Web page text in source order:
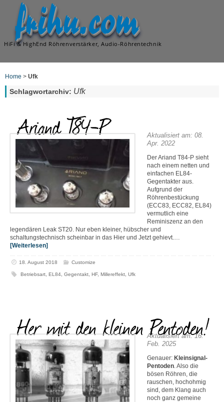
frihu.com
HiFi & HighEnd Röhrenverstärker, Audio-Röhrentechnik
Home > Ufk
Schlagwortarchiv: Ufk
Ariand T84-P
Aktualisiert am: 08.
Apr. 2022
Der Ariand T84-P sieht
nach einem netten und
einfachen EL84-
Gegentakter aus.
Aufgrund der
Röhrenbestückung
(ECC83, ECC82, EL84)
vermutlich eine
Reminiszenz an den
legendären Leak ST20. Nur eben kleiner, hübscher und
schaltungstechnisch scheinbar in das Hier und Jetzt gehievt.…
[Weiterlesen]
18. August 2018 Customize
Betriebsart ,EL84 ,Gegentakt ,HF,Millereffekt ,Ufk
Her mit den kleinen Pentoden!
Aktualisiert am: 16.
Feb. 2025
Genauer: Kleinsignal-
Pentoden. Also die
bösen Röhren, die
rauschen, hochohmig
sind, dem Klang auch
noch ganz gemeine